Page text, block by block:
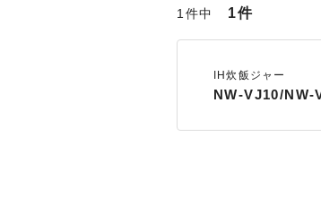
1件中 1件
IH炊飯ジャー
NW-VJ10/NW-